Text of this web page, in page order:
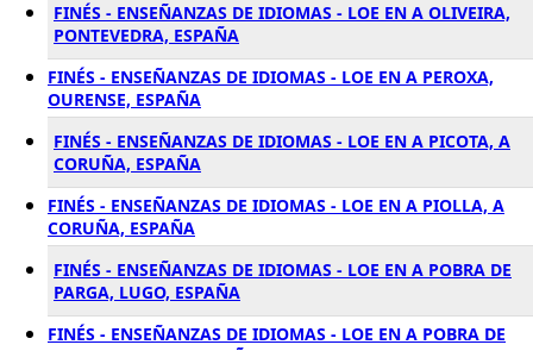
FINÉS - ENSEÑANZAS DE IDIOMAS - LOE EN A OLIVEIRA,
PONTEVEDRA, ESPAÑA
FINÉS - ENSEÑANZAS DE IDIOMAS - LOE EN A PEROXA,
OURENSE, ESPAÑA
FINÉS - ENSEÑANZAS DE IDIOMAS - LOE EN A PICOTA, A
CORUÑA, ESPAÑA
FINÉS - ENSEÑANZAS DE IDIOMAS - LOE EN A PIOLLA, A
CORUÑA, ESPAÑA
FINÉS - ENSEÑANZAS DE IDIOMAS - LOE EN A POBRA DE
PARGA, LUGO, ESPAÑA
FINÉS - ENSEÑANZAS DE IDIOMAS - LOE EN A POBRA DE